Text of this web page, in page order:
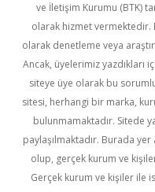
ve İletişim Kurumu (BTK)
olarak hizmet
olarak denetleme veya
Ancak, üyelerimiz yazdıkları
siteye üye olarak bu
sitesi, herhangi bir marka,
bulunmamaktadır. Sitede
paylaşılmaktadır. Burada
olup, gerçek kurum ve
Gerçek kurum ve kişiler ile